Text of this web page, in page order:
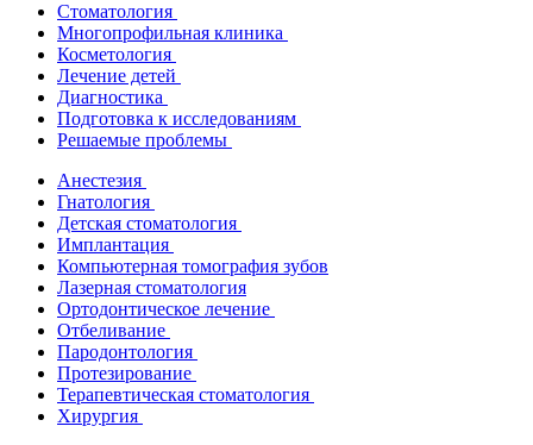
Стоматология
Многопрофильная клиника
Косметология
Лечение детей
Диагностика
Подготовка к исследованиям
Решаемые проблемы
Анестезия
Гнатология
Детская стоматология
Имплантация
Компьютерная томография зубов
Лазерная стоматология
Ортодонтическое лечение
Отбеливание
Пародонтология
Протезирование
Терапевтическая стоматология
Хирургия